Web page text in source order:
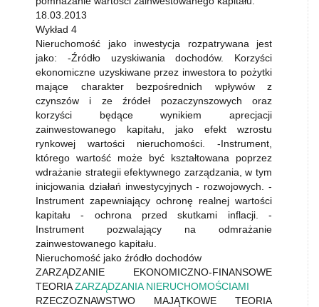
18.03.2013
Wykład 4
Nieruchomość jako inwestycja rozpatrywana jest
jako: -Źródło uzyskiwania dochodów. Korzyści
ekonomiczne uzyskiwane przez inwestora to pożytki
mające charakter bezpośrednich wpływów z
czynszów i ze źródeł pozaczynszowych oraz
korzyści będące wynikiem aprecjacji
zainwestowanego kapitału, jako efekt wzrostu
rynkowej wartości nieruchomości. -Instrument,
którego wartość może być kształtowana poprzez
wdrażanie strategii efektywnego zarządzania, w tym
inicjowania działań inwestycyjnych - rozwojowych. -
Instrument zapewniający ochronę realnej wartości
kapitału - ochrona przed skutkami inflacji. -
Instrument pozwalający na odmrażanie
zainwestowanego kapitału.
Nieruchomość jako źródło dochodów
ZARZĄDZANIE EKONOMICZNO-FINANSOWE
TEORIAZARZĄDZANIA NIERUCHOMOŚCIAMI
RZECZOZNAWSTWO MAJĄTKOWE TEORIA